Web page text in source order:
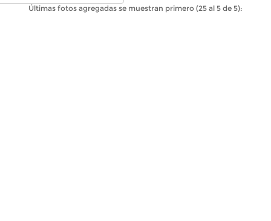
Últimas fotos agregadas se muestran primero (25 al 5 de 5):